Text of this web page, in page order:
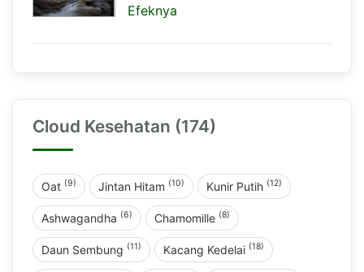
Efeknya
Cloud Kesehatan (174)
Oat (9) Jintan Hitam (10) Kunir Putih (12)
Ashwagandha (6) Chamomille (8)
Daun Sembung (11) Kacang Kedelai (18)